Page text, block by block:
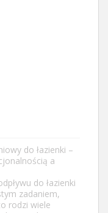
do łazienki –
a
do łazienki
zadaniem,
rodzi wiele